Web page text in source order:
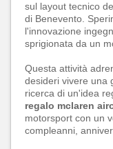
sul layout tecnico
di Benevento.
l'innovazione
sprigionata da un
Questa attività
desideri vivere una
ricerca di un'idea
regalo mclaren
motorsport con un
compleanni,